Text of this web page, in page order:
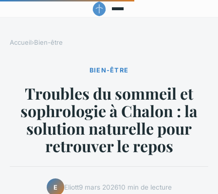
Accueil›Bien-être
BIEN-ÊTRE
Troubles du sommeil et
sophrologie à Chalon : la
solution naturelle pour
retrouver le repos
E Eliott9 mars 202610 min de lecture